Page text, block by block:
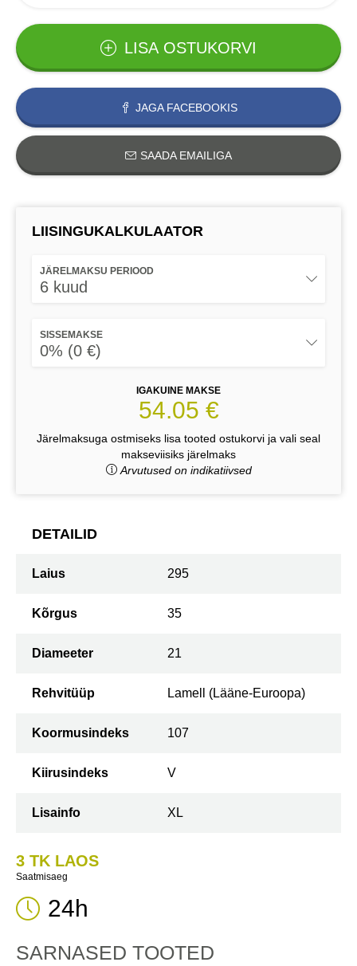
LISA OSTUKORVI
JAGA FACEBOOKIS
SAADA EMAILIGA
LIISINGUKALKULAATOR
JÄRELMAKSU PERIOOD
6 kuud
SISSEMAKSE
0% (0 €)
IGAKUINE MAKSE
54.05 €
Järelmaksuga ostmiseks lisa tooted ostukorvi ja vali seal
makseviisiks järelmaks
Arvutused on indikatiivsed
DETAILID
Laius 295
Kõrgus 35
Diameeter 21
Rehvitüüp Lamell (Lääne-Euroopa)
Koormusindeks 107
Kiirusindeks V
Lisainfo XL
3 TK LAOS
Saatmisaeg
24h
SARNASED TOOTED